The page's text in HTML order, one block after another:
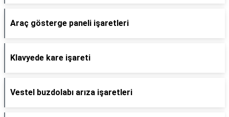
Araç gösterge paneli işaretleri
Klavyede kare işareti
Vestel buzdolabı arıza işaretleri